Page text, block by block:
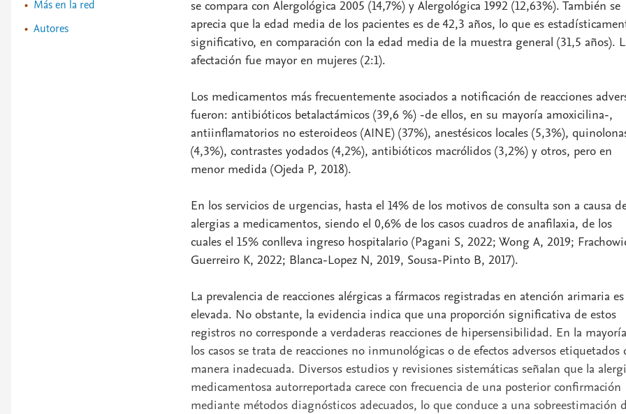
Más en la red
Autores
se compara con Alergológica 2005 (14,7%) y Alergológica 1992 (12,63%). También se
aprecia que la edad media de los pacientes es de 42,3 años, lo que es
significativo, en comparación con la edad media de la muestra general (31,5 años).
afectación fue mayor en mujeres (2:1).
Los medicamentos más frecuentemente asociados a notificación de reacciones
fueron: antibióticos betalactámicos (39,6 %) -de ellos, en su mayoría amoxicilina-,
antiinflamatorios no esteroideos (AINE) (37%), anestésicos locales (5,3%),
(4,3%), contrastes yodados (4,2%), antibióticos macrólidos (3,2%) y otros, pero en
menor medida (Ojeda P, 2018).
En los servicios de urgencias, hasta el 14% de los motivos de consulta son a causa
alergias a medicamentos, siendo el 0,6% de los casos cuadros de anafilaxia, de los
cuales el 15% conlleva ingreso hospitalario (Pagani S, 2022; Wong A, 2019;
Guerreiro K, 2022; Blanca-Lopez N, 2019, Sousa-Pinto B, 2017).
La prevalencia de reacciones alérgicas a fármacos registradas en atención arimaria es
elevada. No obstante, la evidencia indica que una proporción significativa de estos
registros no corresponde a verdaderas reacciones de hipersensibilidad. En la
los casos se trata de reacciones no inmunológicas o de efectos adversos etiquetados
manera inadecuada. Diversos estudios y revisiones sistemáticas señalan que la
medicamentosa autorreportada carece con frecuencia de una posterior confirmación
mediante métodos diagnósticos adecuados, lo que conduce a una sobreestimación